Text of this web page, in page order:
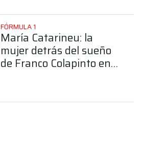
FÓRMULA 1
María Catarineu: la
mujer detrás del sueño
de Franco Colapinto en